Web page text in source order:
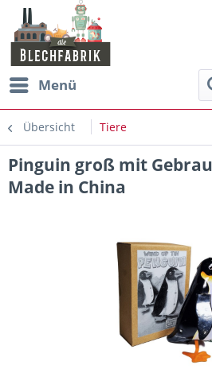
Menü
Übersicht Tiere
Pinguin groß mit
Made in China